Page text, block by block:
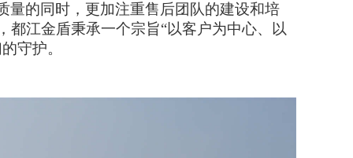
量的同时，更加注重售后团队的建设和培
都江金盾秉承一个宗旨“以客户为中心、以
守护。